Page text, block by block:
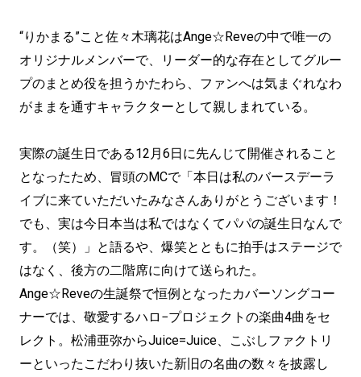
“りかまる”こと佐々木璃花はAnge☆Reveの中で唯一の
オリジナルメンバーで、リーダー的な存在としてグルー
プのまとめ役を担うかたわら、ファンへは気まぐれなわ
がままを通すキャラクターとして親しまれている。
実際の誕生日である12月6日に先んじて開催されること
となったため、冒頭のMCで「本日は私のバースデーラ
イブに来ていただいたみなさんありがとうございます！
でも、実は今日本当は私ではなくてパパの誕生日なんで
す。（笑）」と語るや、爆笑とともに拍手はステージで
はなく、後方の二階席に向けて送られた。
Ange☆Reveの生誕祭で恒例となったカバーソングコー
ナーでは、敬愛するハロ−プロジェクトの楽曲4曲をセ
レクト。松浦亜弥からJuice=Juice、こぶしファクトリ
ーといったこだわり抜いた新旧の名曲の数々を披露し